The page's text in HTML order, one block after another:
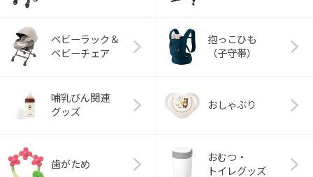
ベビーラック＆
ベビーチェア
抱っこひも
（子守帯）
哺乳びん関連
グッズ
おしゃぶり
歯がため
おむつ・
トイレグッズ